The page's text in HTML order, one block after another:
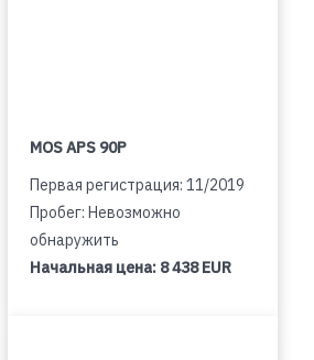
MOS APS 90P
Первая регистрация: 11/2019
Пробег: Невозможно
обнаружить
Начальная цена: 8 438 EUR